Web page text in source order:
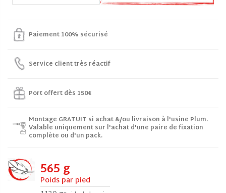
Paiement 100% sécurisé
Service client très réactif
Port offert dès 150€
Montage GRATUIT si achat &/ou livraison à l'usine Plum.
Valable uniquement sur l'achat d'une paire de fixation
complète ou d'un pack.
565 g
Poids par pied